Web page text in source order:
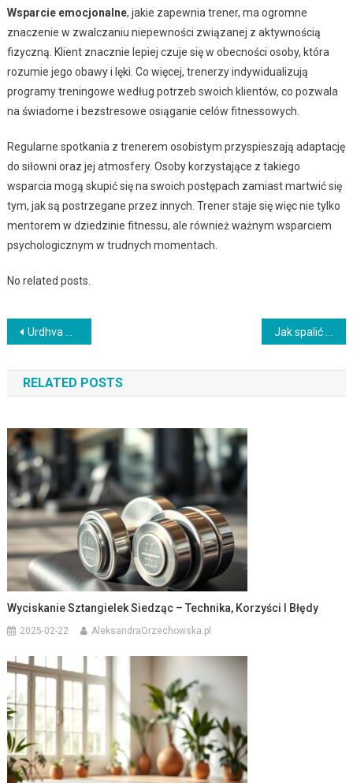
Wsparcie emocjonalne, jakie zapewnia trener, ma ogromne
znaczenie w zwalczaniu niepewności związanej z aktywnością
fizyczną. Klient znacznie lepiej czuje się w obecności osoby, która
rozumie jego obawy i lęki. Co więcej, trenerzy indywidualizują
programy treningowe według potrzeb swoich klientów, co pozwala
na świadome i bezstresowe osiąganie celów fitnessowych.
Regularne spotkania z trenerem osobistym przyspieszają adaptację
do siłowni oraz jej atmosfery. Osoby korzystające z takiego
wsparcia mogą skupić się na swoich postępach zamiast martwić się
tym, jak są postrzegane przez innych. Trener staje się więc nie tylko
mentorem w dziedzinie fitnessu, ale również ważnym wsparciem
psychologicznym w trudnych momentach.
No related posts.
Nawigacja
wpisu
Urdhva Dhanurasana – korzyści, technika i przeciwwskazania
RELATED POSTS
Wyciskanie Sztangielek Siedząc – Technika, Korzyści I Błędy
2025-02-22 AleksandraOrzechowska.pl